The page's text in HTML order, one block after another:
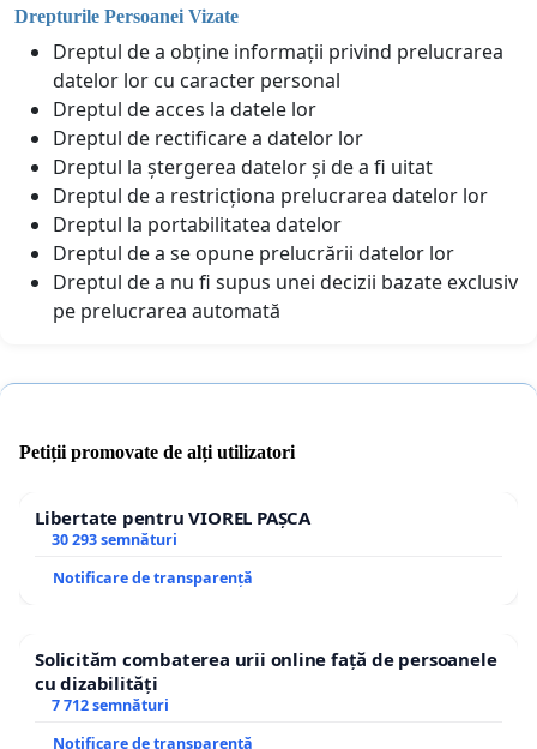
Drepturile Persoanei Vizate
Dreptul de a obține informații privind prelucrarea
datelor lor cu caracter personal
Dreptul de acces la datele lor
Dreptul de rectificare a datelor lor
Dreptul la ștergerea datelor și de a fi uitat
Dreptul de a restricționa prelucrarea datelor lor
Dreptul la portabilitatea datelor
Dreptul de a se opune prelucrării datelor lor
Dreptul de a nu fi supus unei decizii bazate exclusiv
pe prelucrarea automată
Petiții promovate de alți utilizatori
Libertate pentru VIOREL PAȘCA
30 293 semnături
Notificare de transparență
Solicităm combaterea urii online față de persoanele
cu dizabilități
7 712 semnături
Notificare de transparență